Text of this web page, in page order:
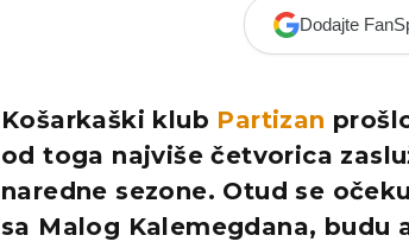
Dodajte
Košarkaški klub Partizan
od toga najviše četvorica
naredne sezone. Otud se
sa Malog Kalemegdana, budu